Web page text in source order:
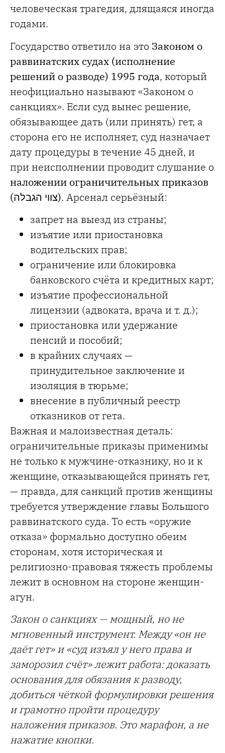
человеческая трагедия, длящаяся иногда
годами.
Государство ответило на это Законом о
раввинатских судах (исполнение
решений о разводе) 1995 года, который
неофициально называют «Законом о
санкциях». Если суд вынес решение,
обязывающее дать (или принять) гет, а
сторона его не исполняет, суд назначает
дату процедуры в течение 45 дней, и
при неисполнении проводит слушание о
наложении ограничительных приказов
(צווי הגבלה). Арсенал серьёзный:
запрет на выезд из страны;
изъятие или приостановка
водительских прав;
ограничение или блокировка
банковского счёта и кредитных карт;
изъятие профессиональной
лицензии (адвоката, врача и т. д.);
приостановка или удержание
пенсий и пособий;
в крайних случаях —
принудительное заключение и
изоляция в тюрьме;
внесение в публичный реестр
отказников от гета.
Важная и малоизвестная деталь:
ограничительные приказы применимы
не только к мужчине-отказнику, но и к
женщине, отказывающейся принять гет,
— правда, для санкций против женщины
требуется утверждение главы Большого
раввинатского суда. То есть «оружие
отказа» формально доступно обеим
сторонам, хотя историческая и
религиозно-правовая тяжесть проблемы
лежит в основном на стороне женщин-
агун.
Закон о санкциях — мощный, но не
мгновенный инструмент. Между «он не
даёт гет» и «суд изъял у него права и
заморозил счёт» лежит работа: доказать
основания для обязания к разводу,
добиться чёткой формулировки решения
и грамотно пройти процедуру
наложения приказов. Это марафон, а не
нажатие кнопки.